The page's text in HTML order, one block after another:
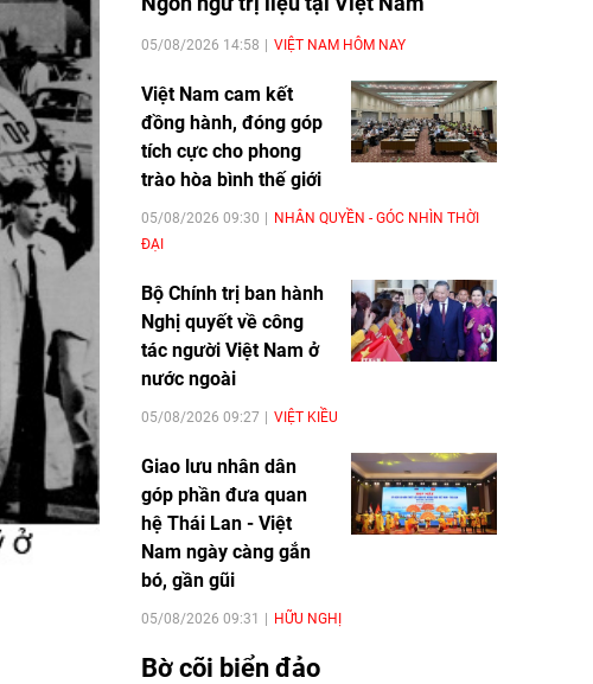
05/08/2026 14:58 VIỆT NAM HÔM NAY
Việt Nam cam kết
đồng hành, đóng góp
tích cực cho phong
trào hòa bình thế giới
05/08/2026 09:30
NHÂN QUYỀN - GÓC NHÌN THỜI
ĐẠI
Bộ Chính trị ban hành
Nghị quyết về công
tác người Việt Nam ở
nước ngoài
05/08/2026 09:27 VIỆT KIỀU
Giao lưu nhân dân
góp phần đưa quan
hệ Thái Lan - Việt
Nam ngày càng gắn
bó, gần gũi
05/08/2026 09:31 HỮU NGHỊ
Bờ cõi biển đảo